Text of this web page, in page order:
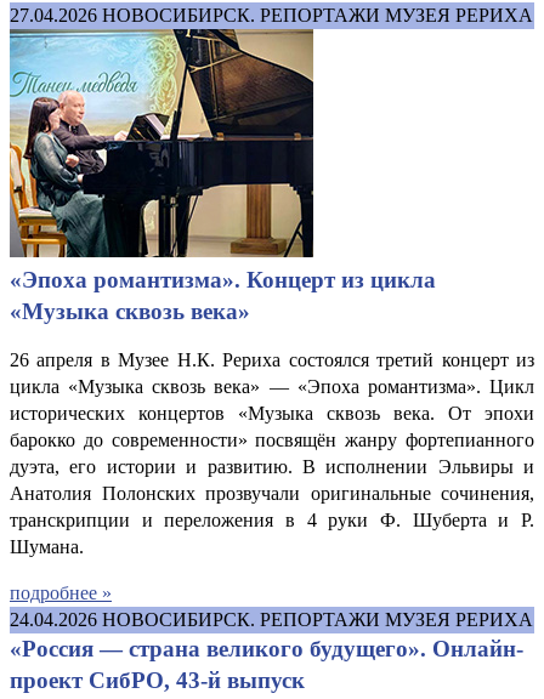
27.04.2026 НОВОСИБИРСК. РЕПОРТАЖИ МУЗЕЯ РЕРИХА
«Эпоха романтизма». Концерт из цикла
«Музыка сквозь века»
26 апреля в Музее Н.К. Рериха состоялся третий концерт из
цикла «Музыка сквозь века» — «Эпоха романтизма». Цикл
исторических концертов «Музыка сквозь века. От эпохи
барокко до современности» посвящён жанру фортепианного
дуэта, его истории и развитию. В исполнении Эльвиры и
Анатолия Полонских прозвучали оригинальные сочинения,
транскрипции и переложения в 4 руки Ф. Шуберта и Р.
Шумана.
подробнее »
24.04.2026 НОВОСИБИРСК. РЕПОРТАЖИ МУЗЕЯ РЕРИХА
«Россия — страна великого будущего». Онлайн-
проект СибРО, 43-й выпуск